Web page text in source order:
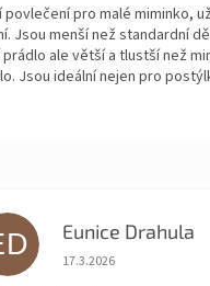
povlečení pro malé miminko,
Jsou menší než standardní
ale větší a tlustší než
Jsou ideální nejen pro
Eunice Drahula
Hodnocení obchodu
17.3.2026